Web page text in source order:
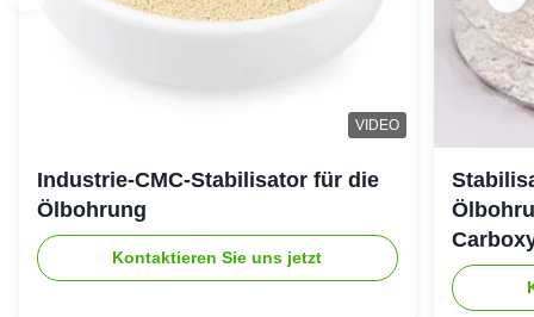
VIDEO
Industrie-CMC-Stabilisator für die
Ölbohrung
Kontaktieren Sie uns jetzt